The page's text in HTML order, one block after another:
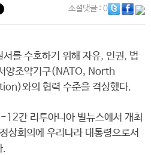
소셜댓글: 0
를 수호하기 위해 자유, 인권, 법
양조약기구(NATO, North
와의 협력 수준을 격상했다.
간 리투아니아 빌뉴스에서 개최
상회의에 우리나라 대통령으로서
.